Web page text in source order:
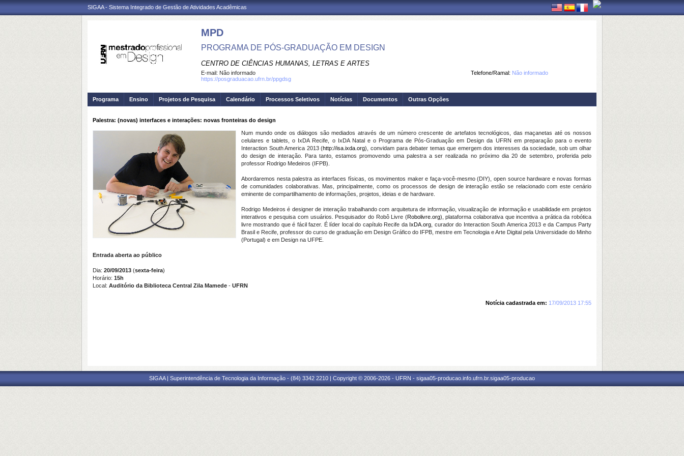
SIGAA - Sistema Integrado de Gestão de Atividades Acadêmicas
MPD
PROGRAMA DE PÓS-GRADUAÇÃO EM DESIGN
CENTRO DE CIÊNCIAS HUMANAS, LETRAS E ARTES
Telefone/Ramal: Não informado
E-mail: Não informado
https://posgraduacao.ufrn.br/ppgdsg
Programa Ensino Projetos de Pesquisa Calendário Processos Seletivos Notícias Documentos Outras Opções
Palestra: (novas) interfaces e interações: novas fronteiras do design
Num mundo onde os diálogos são mediados através de um número crescente de artefatos tecnológicos, das maçanetas até os nossos
celulares e tablets, o IxDA Recife, o IxDA Natal e o Programa de Pós-Graduação em Design da UFRN em preparação para o evento
Interaction South America 2013 (http://isa.ixda.org), convidam para debater temas que emergem dos interesses da sociedade, sob um olhar
do design de interação. Para tanto, estamos promovendo uma palestra a ser realizada no próximo dia 20 de setembro, proferida pelo
professor Rodrigo Medeiros (IFPB).
Abordaremos nesta palestra as interfaces físicas, os movimentos maker e faça-você-mesmo (DIY), open source hardware e novas formas
de comunidades colaborativas. Mas, principalmente, como os processos de design de interação estão se relacionado com este cenário
eminente de compartilhamento de informações, projetos, ideias e de hardware.
Rodrigo Medeiros é designer de interação trabalhando com arquitetura de informação, visualização de informação e usabilidade em projetos
interativos e pesquisa com usuários. Pesquisador do Robô Livre (Robolivre.org), plataforma colaborativa que incentiva a prática da robótica
livre mostrando que é fácil fazer. É líder local do capítulo Recife da IxDA.org , curador do Interaction South America 2013 e da Campus Party
Brasil e Recife, professor do curso de graduação em Design Gráfico do IFPB, mestre em Tecnologia e Arte Digital pela Universidade do Minho
(Portugal) e em Design na UFPE.
Entrada aberta ao público
Dia: 20/09/2013 (sexta-feira)
Horário: 15h
Local: Auditório da Biblioteca Central Zila Mamede - UFRN
Notícia cadastrada em: 17/09/2013 17:55
SIGAA | Superintendência de Tecnologia da Informação - (84) 3342 2210 | Copyright © 2006-2026 - UFRN - sigaa05-producao.info.ufrn.br.sigaa05-producao